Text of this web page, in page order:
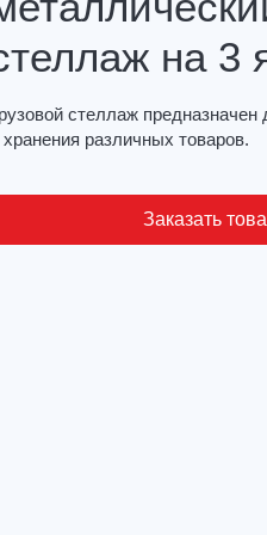
на 3
стеллаж предназначен
хранения различных товаров.
Заказать